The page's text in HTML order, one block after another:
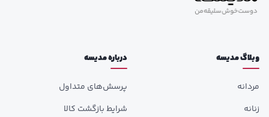
وبلاگ مدیسه
مردانه
زنانه
درباره مدیسه
پرسش‌های متداول
شرایط بازگشت کالا